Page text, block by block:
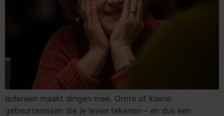
Iedereen maakt dingen mee. Grote of kleine
gebeurtenissen die je leven tekenen – en dus een